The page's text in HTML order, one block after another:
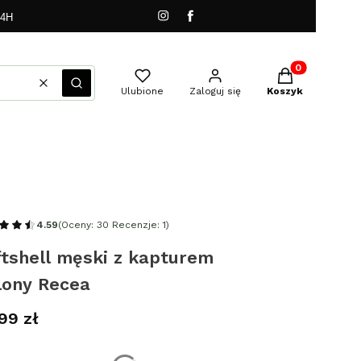
WyczyśćSzukaj Ulubione Zaloguj się
Produkty w
Koszyk
4.59(Oceny: 30 Recenzje: 1)
męski z kapturem
Recea
zł